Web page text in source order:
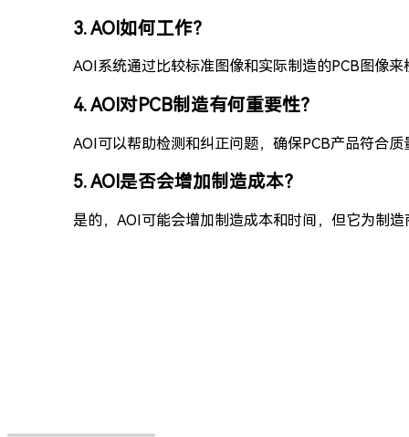
3. AOI如何工作？
AOI系统通过比较标准图像和实际制造的PCB图像
4. AOI对PCB制造有何重要性？
AOI可以帮助检测和纠正问题，确保PCB产品符合
5. AOI是否会增加制造成本？
是的，AOI可能会增加制造成本和时间，但它为制